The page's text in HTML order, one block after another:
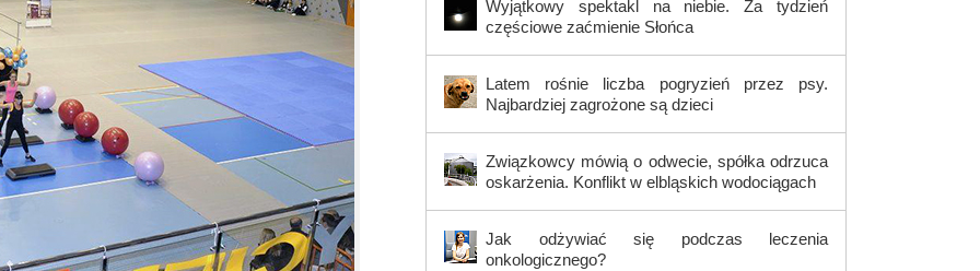
Wyjątkowy spektakl na niebie. Za tydzień
częściowe zaćmienie Słońca
Latem rośnie liczba pogryzień przez psy.
Najbardziej zagrożone są dzieci
Związkowcy mówią o odwecie, spółka odrzuca
oskarżenia. Konflikt w elbląskich wodociągach
Jak odżywiać się podczas leczenia
onkologicznego?